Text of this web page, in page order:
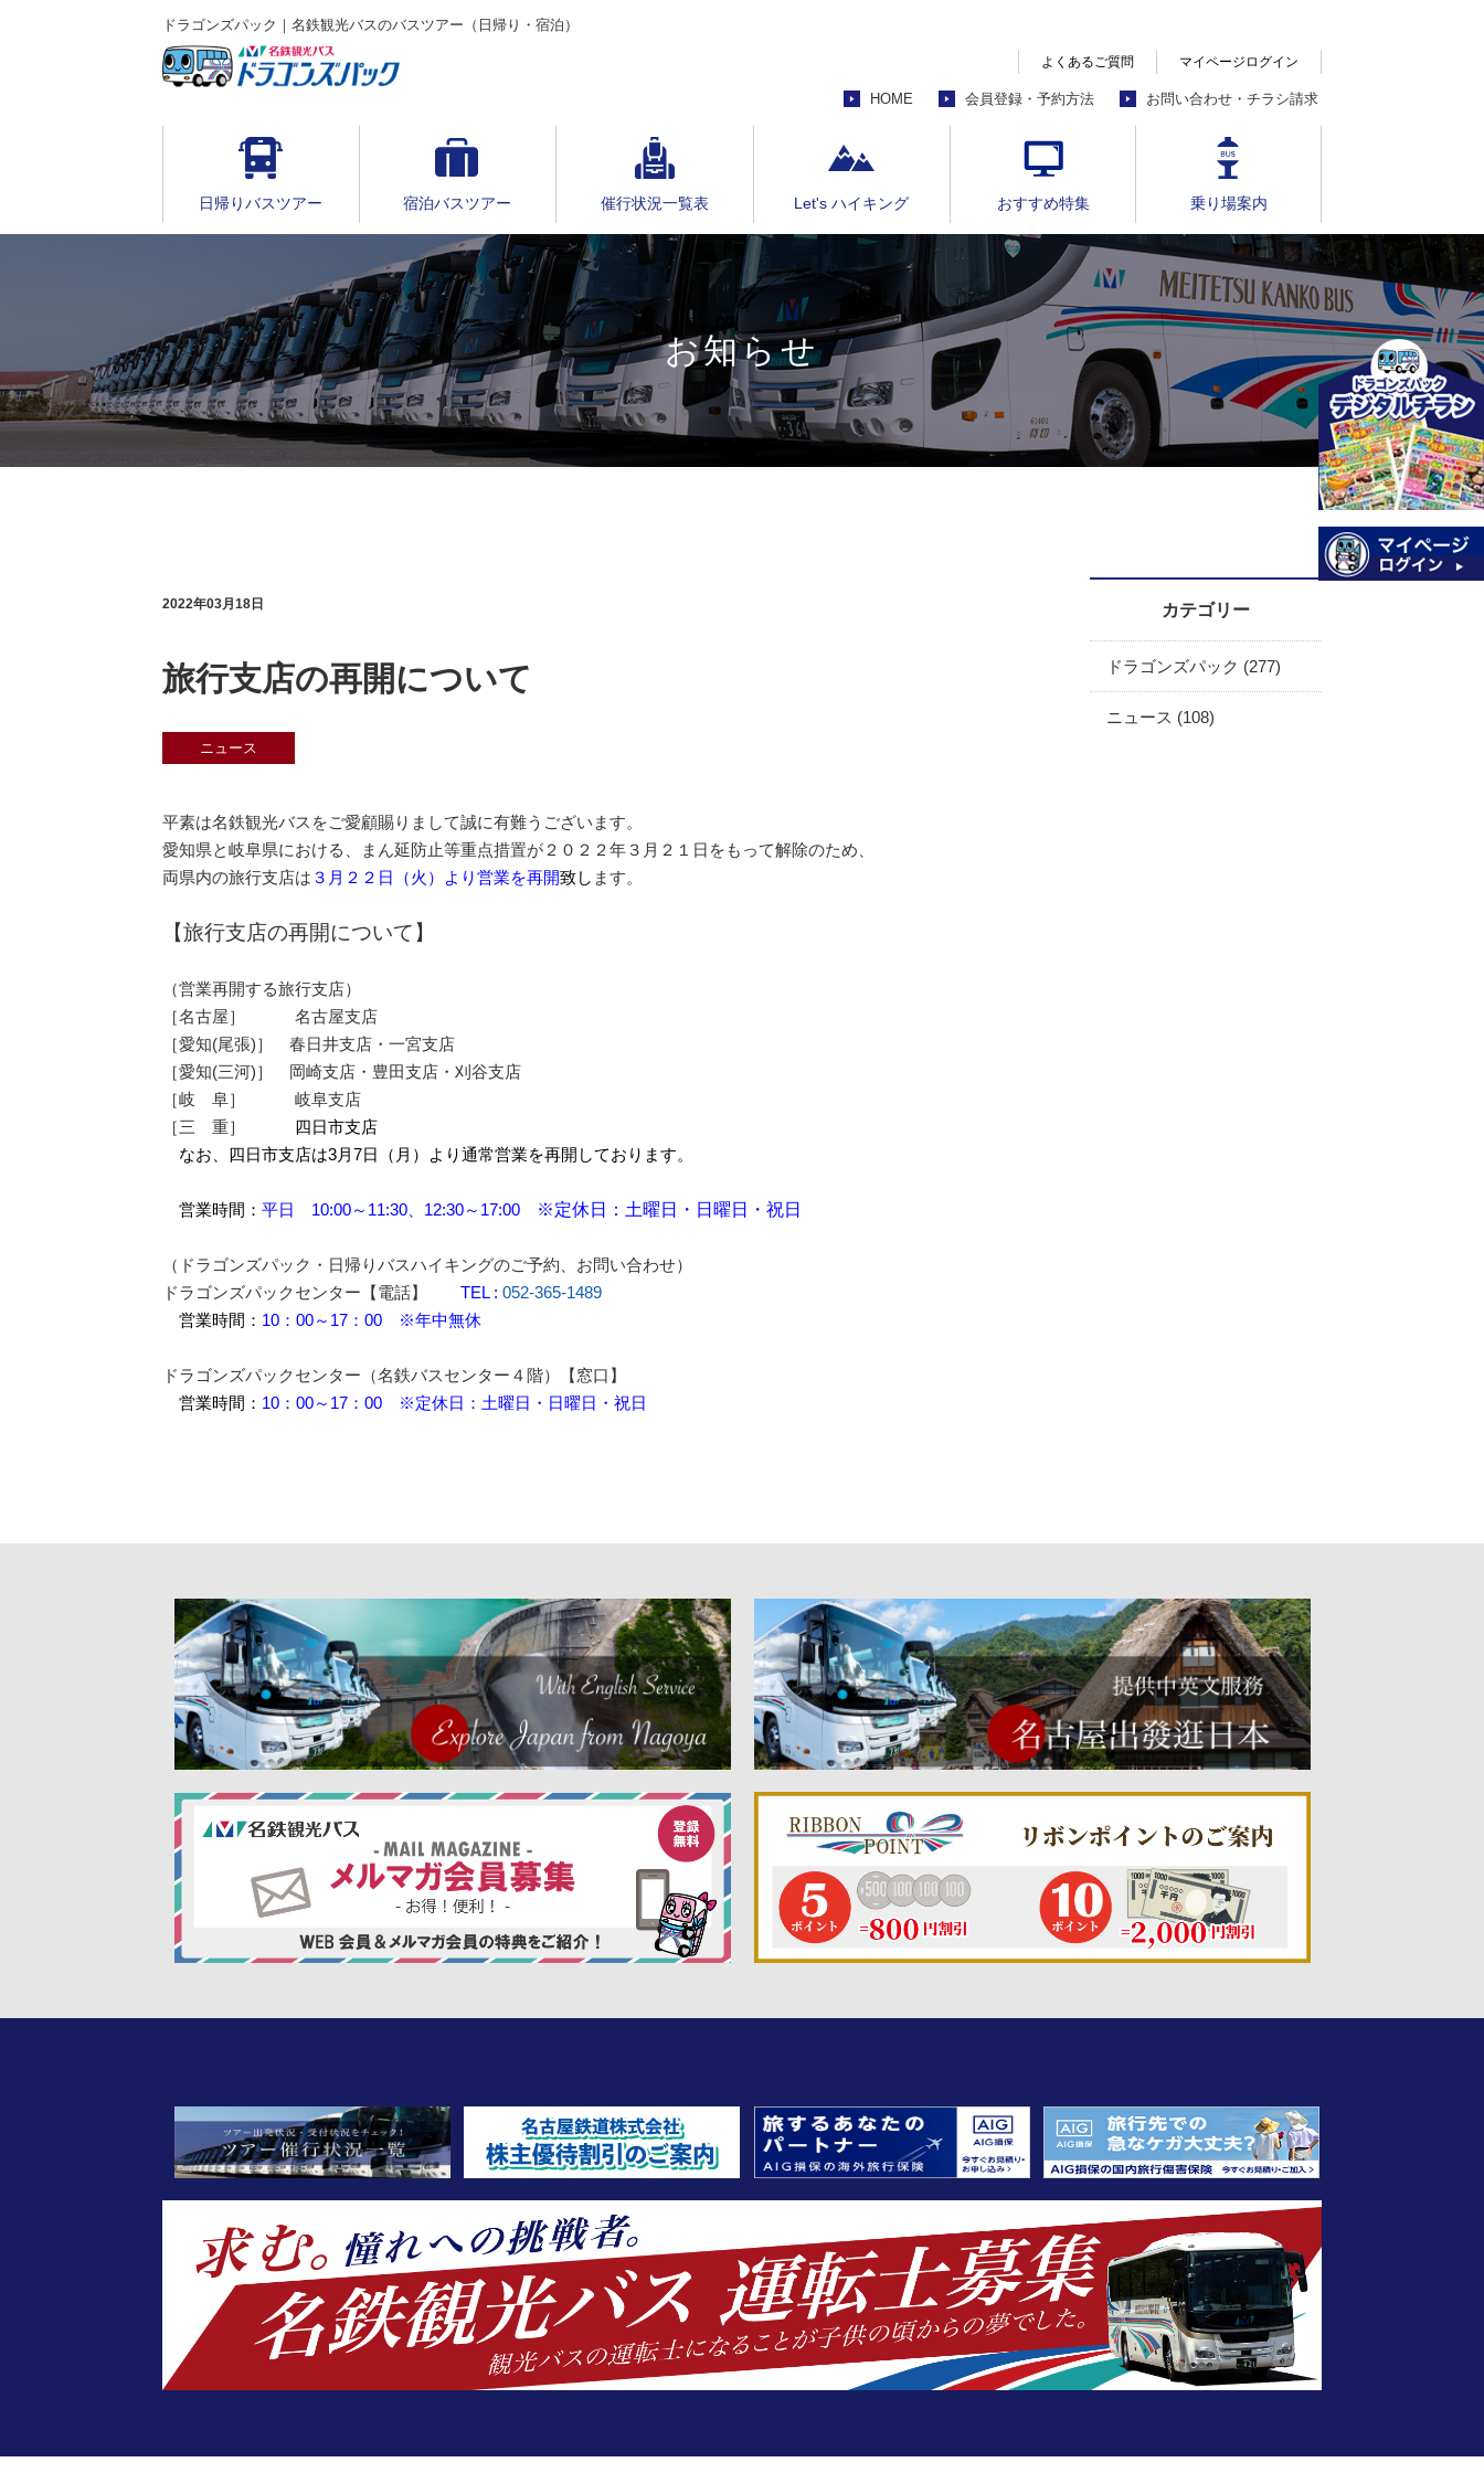
ドラゴンズパック｜名鉄観光バスのバスツアー（日帰り・宿泊）
よくあるご質問 マイページログイン
HOME 会員登録・予約方法 お問い合わせ・チラシ請求
日帰りバスツアー 宿泊バスツアー 催行状況一覧表 Let's ハイキング おすすめ特集 乗り場案内
お知らせ
2022年03月18日
旅行支店の再開について
ニュース
平素は名鉄観光バスをご愛顧賜りまして誠に有難うございます。
愛知県と岐阜県における、まん延防止等重点措置が２０２２年３月２１日をもって解除のため、
両県内の旅行支店は ３月２２日（火）より営業を再開致し ます。
【旅行支店の再開について】
（営業再開する旅行支店）
［名古屋］ 名古屋支店
［愛知(尾張)］ 春日井支店・一宮支店
［愛知(三河)］ 岡崎支店・豊田支店・刈谷支店
［岐 阜］ 岐阜支店
［三 重］ 四日市支店
なお、四日市支店は3月7日（月）より通常営業を再開しております。
営業時間： 平日 10:00～11:30、12:30～17:00 ※定休日：土曜日・日曜日・祝日
（ドラゴンズパック・日帰りバスハイキングのご予約、お問い合わせ）
ドラゴンズパックセンター【電話】 TEL : 052-365-1489
営業時間： 10：00～17：00 ※年中無休
ドラゴンズパックセンター（名鉄バスセンター４階）【窓口】
営業時間： 10：00～17：00 ※定休日：土曜日・日曜日・祝日
カテゴリー
ドラゴンズパック (277)
ニュース (108)